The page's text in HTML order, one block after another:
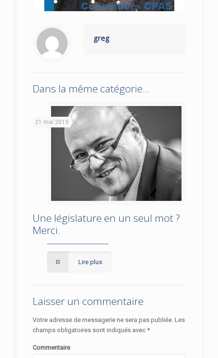
greg
Dans la même catégorie...
Une législature en un seul mot ? Merci.
21 mai 2019
Une législature en un seul mot ?
Merci.
Lire plus
Laisser un commentaire
Votre adresse de messagerie ne sera pas publiée. Les
champs obligatoires sont indiqués avec *
Commentaire